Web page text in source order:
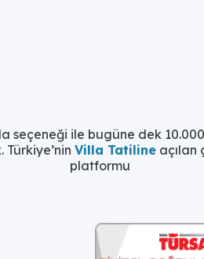
seçeneği ile bugüne dek
Türkiye’nin Villa Tatiline açılan
platformu